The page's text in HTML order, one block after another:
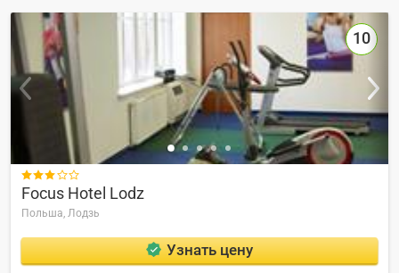
10

Focus Hotel Lodz
Польша, Лодзь
Узнать цену